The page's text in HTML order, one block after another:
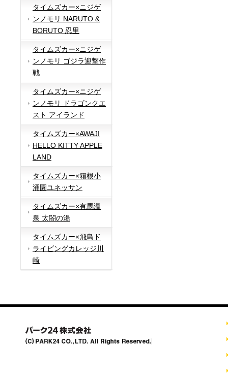
タイムズカー×ニジゲ
ンノモリ NARUTO &
BORUTO 忍里
タイムズカー×ニジゲ
ンノモリ ゴジラ迎撃作
戦
タイムズカー×ニジゲ
ンノモリ ドラゴンクエ
スト アイランド
タイムズカー×AWAJI
HELLO KITTY APPLE
LAND
タイムズカー×箱根小
涌園ユネッサン
タイムズカー×有馬温
泉 太閤の湯
タイムズカー×飛鳥ド
ライビングカレッジ川
崎